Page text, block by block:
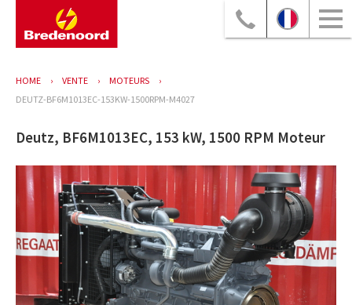
HOME VENTE
MOTEURS
DEUTZ-BF6M1013EC-153KW-1500RPM-M4027
Deutz, BF6M1013EC, 153 kW, 1500 RPM Moteur